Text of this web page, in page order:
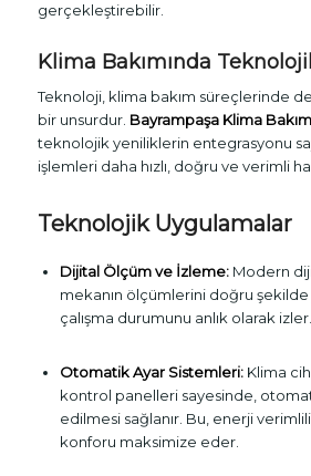
gerçekleştirebilir.
Klima Bakımında
Teknoloji, klima bakım süreçlerinde
bir unsurdur. Bayrampaşa Klima
teknolojik yeniliklerin entegrasyonu
işlemleri daha hızlı, doğru ve verimli
Teknolojik Uygulamalar
Dijital Ölçüm ve İzleme:Modern
mekanın ölçümlerini doğru şekilde
çalışma durumunu anlık olarak izler.
Otomatik Ayar Sistemleri:Klima
kontrol panelleri sayesinde,
edilmesi sağlanır. Bu, enerji
konforu maksimize eder.